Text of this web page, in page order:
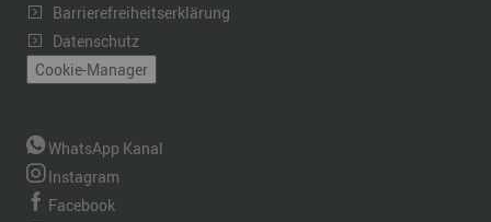
Barrierefreiheitserklärung
Datenschutz
Cookie-Manager
WhatsApp Kanal
Instagram
Facebook